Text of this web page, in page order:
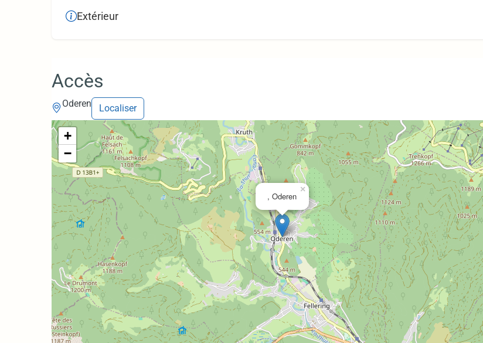
Extérieur
Accès
Oderen Localiser
, Oderen
×
+
−